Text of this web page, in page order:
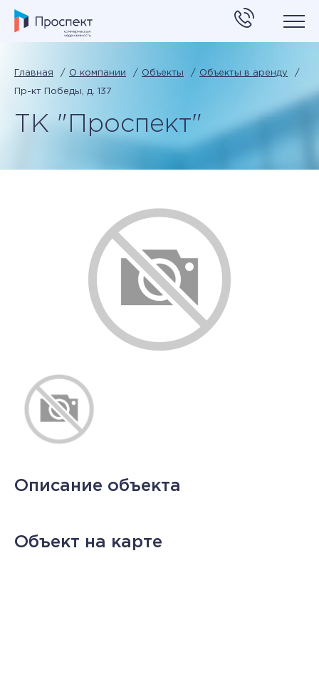
Главная О компании Объекты Объекты в аренду
Пр-кт Победы, д. 137
ТК "Проспект"
Описание объекта
Объект на карте